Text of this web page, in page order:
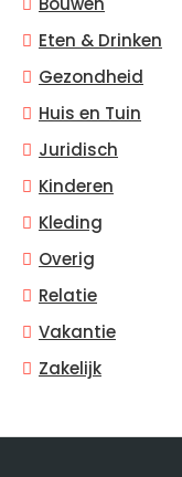
Eten & Drinken
Gezondheid
Huis en Tuin
Juridisch
Kinderen
Kleding
Overig
Relatie
Vakantie
Zakelijk